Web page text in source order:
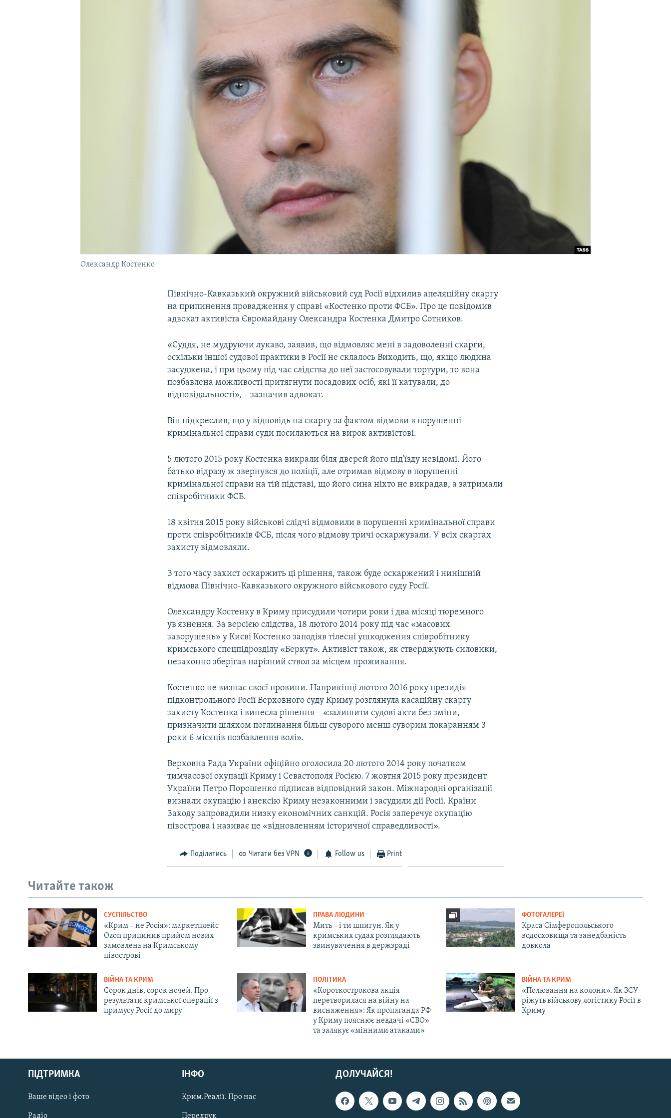
Русский
Qırımtatar
ДОЛУЧАЙСЯ!
Олександр Костенко
Північно-Кавказький окружний військовий суд Росії відхилив апеляційну скаргу
на припинення провадження у справі «Костенко проти ФСБ». Про це повідомив
адвокат активіста Євромайдану Олександра Костенка Дмитро Сотников.
«Суддя, не мудруючи лукаво, заявив, що відмовляє мені в задоволенні скарги,
оскільки іншої судової практики в Росії не склалось Виходить, що, якщо людина
засуджена, і при цьому під час слідства до неї застосовували тортури, то вона
позбавлена можливості притягнути посадових осіб, які її катували, до
відповідальності», – зазначив адвокат.
Він підкреслив, що у відповідь на скаргу за фактом відмови в порушенні
кримінальної справи суди посилаються на вирок активістові.
5 лютого 2015 року Костенка викрали біля дверей його під'їзду невідомі. Його
батько відразу ж звернувся до поліції, але отримав відмову в порушенні
кримінальної справи на тій підставі, що його сина ніхто не викрадав, а затримали
співробітники ФСБ.
18 квітня 2015 року військові слідчі відмовили в порушенні кримінальної справи
проти співробітників ФСБ, після чого відмову тричі оскаржували. У всіх скаргах
захисту відмовляли.
З того часу захист оскаржить ці рішення, також буде оскаржений і нинішній
відмова Північно-Кавказького окружного військового суду Росії.
Олександру Костенку в Криму присудили чотири роки і два місяці тюремного
ув'язнення. За версією слідства, 18 лютого 2014 року під час «масових
заворушень» у Києві Костенко заподіяв тілесні ушкодження співробітнику
кримського спецпідрозділу «Беркут». Активіст також, як стверджують силовики,
незаконно зберігав нарізний ствол за місцем проживання.
Костенко не визнає своєї провини. Наприкінці лютого 2016 року президія
підконтрольного Росії Верховного суду Криму розглянула касаційну скаргу
захисту Костенка і винесла рішення – «залишити судові акти без зміни,
призначити шляхом поглинання більш суворого менш суворим покаранням 3
роки 6 місяців позбавлення волі».
Верховна Рада України офіційно оголосила 20 лютого 2014 року початком
тимчасової окупації Криму і Севастополя Росією. 7 жовтня 2015 року президент
України Петро Порошенко підписав відповідний закон. Міжнародні організації
визнали окупацію і анексію Криму незаконними і засудили дії Росії. Країни
Заходу запровадили низку економічних санкцій. Росія заперечує окупацію
півострова і називає це «відновленням історичної справедливості».
Поділитись Читати без VPN Follow us Print
Читайте також
СУСПІЛЬСТВО
«Крим – не Росія»: маркетплейс
Ozon припинив прийом нових
замовлень на Кримському
півострові
ПРАВА ЛЮДИНИ
Мить – і ти шпигун. Як у
кримських судах розглядають
звинувачення в держзраді
ФОТОГАЛЕРЕЇ
Краса Сімферопольського
водосховища та занедбаність
довкола
ВІЙНА ТА КРИМ
Сорок днів, сорок ночей. Про
результати кримської операції з
примусу Росії до миру
ПОЛІТИКА
«Короткострокова акція
перетворилася на війну на
виснаження»: Як пропаганда РФ
у Криму пояснює невдачі «СВО»
та залякує «мінними атаками»
ВІЙНА ТА КРИМ
«Полювання на колони». Як ЗСУ
ріжуть військову логістику Росії в
Криму
ДОЛУЧАЙСЯ!
ПІДТРИМКА
Ваше відео і фото
Радіо
ІНФО
Крим.Реалії. Про нас
Передрук